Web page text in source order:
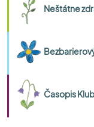
Neštátne
Časopis